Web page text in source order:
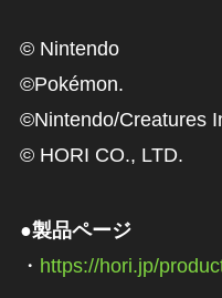
© Nintendo
©Pokémon.
©Nintendo/Creatures
© HORI CO., LTD.
●製品ページ
・ https://hori.jp/